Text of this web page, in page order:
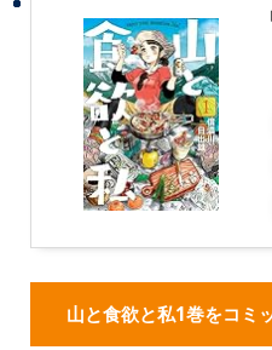
山と食欲と私1巻をコミ